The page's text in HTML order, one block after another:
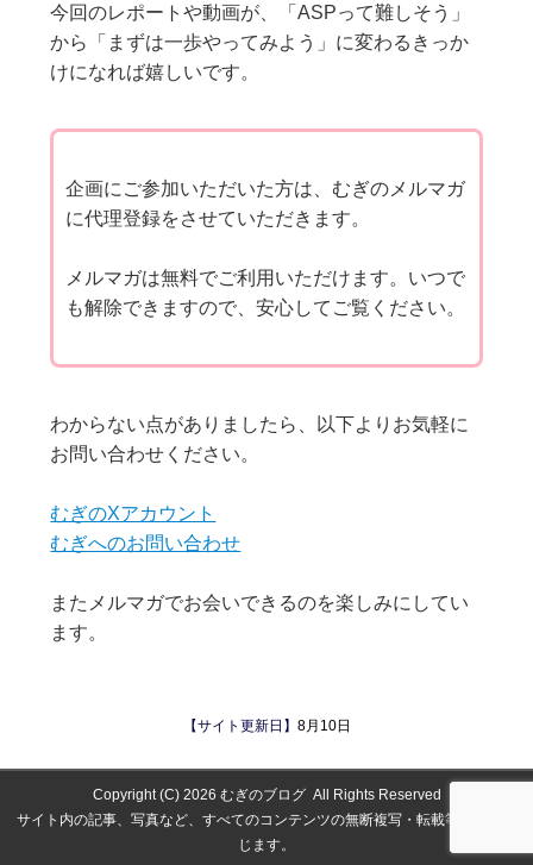
今回のレポートや動画が、「ASPって難しそう」
から「まずは一歩やってみよう」に変わるきっか
けになれば嬉しいです。
企画にご参加いただいた方は、むぎのメルマガ
に代理登録をさせていただきます。
メルマガは無料でご利用いただけます。いつで
も解除できますので、安心してご覧ください。
わからない点がありましたら、以下よりお気軽に
お問い合わせください。
むぎのXアカウント
むぎへのお問い合わせ
またメルマガでお会いできるのを楽しみにしてい
ます。
【サイト更新日】 8月10日
Copyright (C) 2026 むぎのブログAll Rights Reserved
サイト内の記事、写真など、すべてのコンテンツの無断複写・転載等を固く禁
じます。